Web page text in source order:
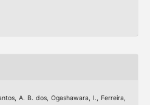
A. B. dos, Ogashawara, I., Ferreira,